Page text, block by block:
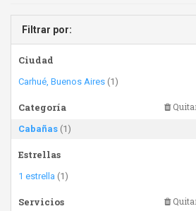
Filtrar por:
Ciudad
Carhué, Buenos Aires (1)
Categoría
Cabañas (1)
Estrellas
1 estrella (1)
Servicios